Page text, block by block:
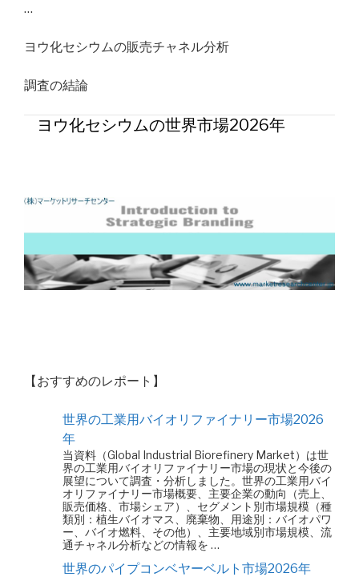
…
ヨウ化セシウムの販売チャネル分析
調査の結論
ヨウ化セシウムの世界市場2026年
【おすすめのレポート】
世界の工業用バイオリファイナリー市場2026
年
当資料（Global Industrial Biorefinery Market）は世
界の工業用バイオリファイナリー市場の現状と今後の
展望について調査・分析しました。世界の工業用バイ
オリファイナリー市場概要、主要企業の動向（売上、
販売価格、市場シェア）、セグメント別市場規模（種
類別：植生バイオマス、廃棄物、用途別：バイオパワ
ー、バイオ燃料、その他）、主要地域別市場規模、流
通チャネル分析などの情報を …
世界のパイプコンベヤーベルト市場2026年